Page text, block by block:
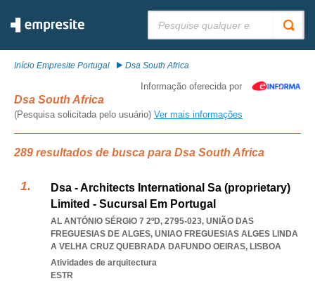
Início Empresite Portugal Dsa South Africa
Informação oferecida por
Dsa South Africa
(Pesquisa solicitada pelo usuário) Ver mais informações
289 resultados de busca para Dsa South Africa
Dsa - Architects International Sa (proprietary)
Limited - Sucursal Em Portugal
AL ANTÓNIO SÉRGIO 7 2ºD, 2795-023, UNIÃO DAS
FREGUESIAS DE ALGES, UNIAO FREGUESIAS ALGES LINDA
A VELHA CRUZ QUEBRADA DAFUNDO OEIRAS, LISBOA
Atividades de arquitectura
ESTR